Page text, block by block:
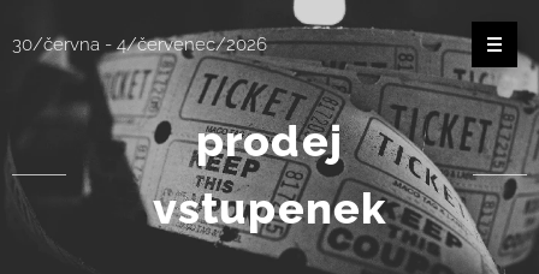
30/června - 4/červenec/2026
prodej
vstupenek